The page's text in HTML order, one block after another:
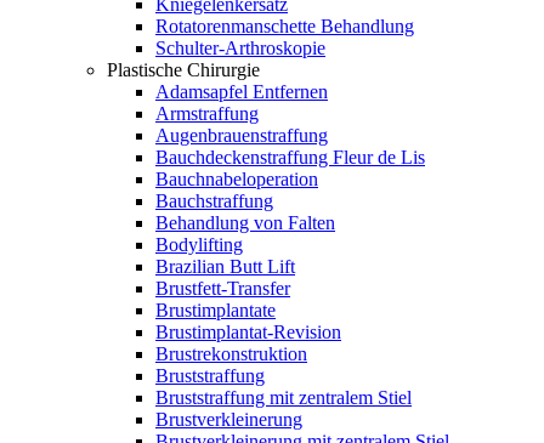
Rotatorenmanschette Behandlung
Schulter-Arthroskopie
Plastische Chirurgie
Adamsapfel Entfernen
Armstraffung
Augenbrauenstraffung
Bauchdeckenstraffung Fleur de Lis
Bauchnabeloperation
Bauchstraffung
Behandlung von Falten
Bodylifting
Brazilian Butt Lift
Brustfett-Transfer
Brustimplantate
Brustimplantat-Revision
Brustrekonstruktion
Bruststraffung
Bruststraffung mit zentralem Stiel
Brustverkleinerung